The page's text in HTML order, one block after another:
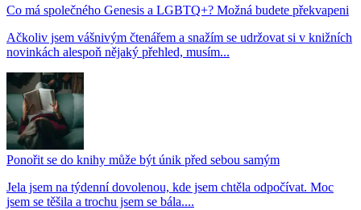
Co má společného Genesis a LGBTQ+? Možná budete překvapeni
Ačkoliv jsem vášnivým čtenářem a snažím se udržovat si v knižních
novinkách alespoň nějaký přehled, musím...
Ponořit se do knihy může být únik před sebou samým
Jela jsem na týdenní dovolenou, kde jsem chtěla odpočívat. Moc
jsem se těšila a trochu jsem se bála....